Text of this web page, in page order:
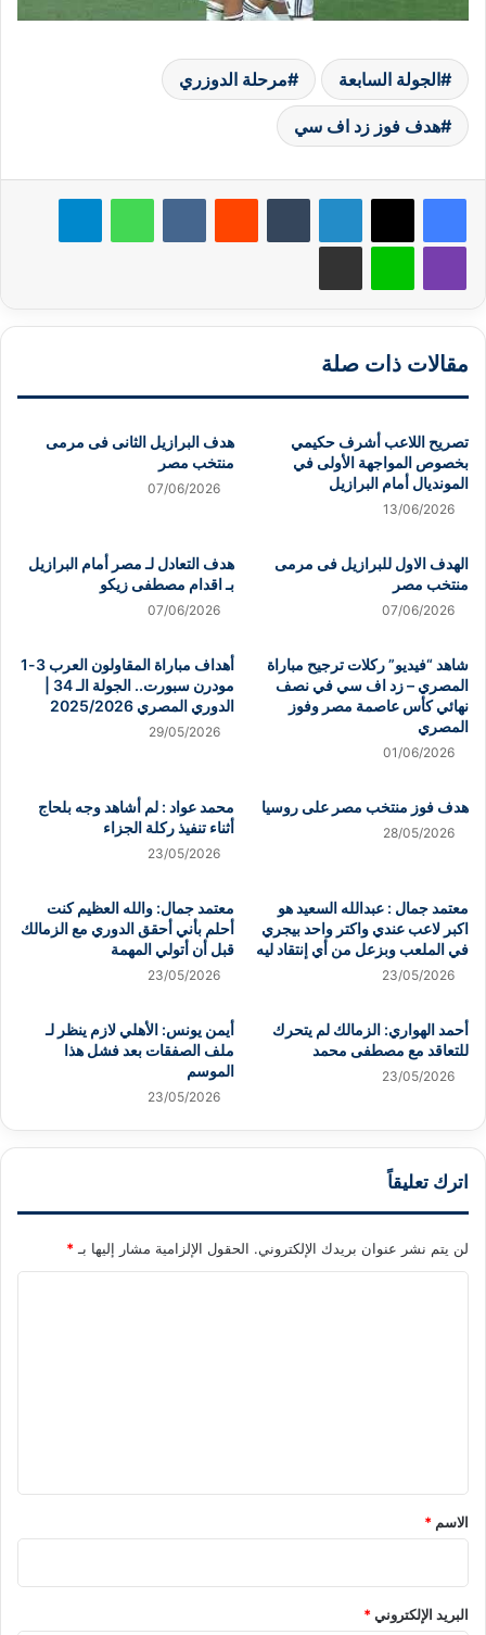
الجولة السابعة مرحلة الدوزري
هدف فوز زد اف سي
لينكدإن واتساب
لاين
مقالات ذات صلة
تصريح اللاعب أشرف حكيمي
بخصوص المواجهة الأولى في
المونديال أمام البرازيل
13/06/2026
هدف البرازيل الثانى فى مرمى
منتخب مصر
07/06/2026
الهدف الاول للبرازيل فى مرمى
منتخب مصر
07/06/2026
هدف التعادل لـ مصر أمام البرازيل
بـ اقدام مصطفى زيكو
07/06/2026
شاهد “فيديو” ركلات ترجيح مباراة
المصري – زد اف سي في نصف
نهائي كأس عاصمة مصر وفوز
المصري
01/06/2026
أهداف مباراة المقاولون العرب 3-1
الدوري المصري 2025/2026
29/05/2026
هدف فوز منتخب مصر على روسيا
28/05/2026
محمد عواد : لم أشاهد وجه بلحاج
أثناء تنفيذ ركلة الجزاء
23/05/2026
معتمد جمال : عبدالله السعيد هو
اكبر لاعب عندي واكتر واحد بيجري
في الملعب وبزعل من أي إنتقاد ليه
23/05/2026
معتمد جمال: والله العظيم كنت
أحلم بأني أحقق الدوري مع الزمالك
قبل أن أتولي المهمة
23/05/2026
أحمد الهواري: الزمالك لم يتحرك
للتعاقد مع مصطفى محمد
23/05/2026
أيمن يونس: الأهلي لازم ينظر لـ
ملف الصفقات بعد فشل هذا
الموسم
23/05/2026
اترك تعليقاً
لن يتم نشر عنوان بريدك الإلكتروني. الحقول الإلزامية مشار إليها بـ *
*
الاسم *
البريد الإلكتروني*